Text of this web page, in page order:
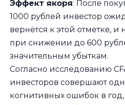
Эффект якоря: После
1000 рублей инвестор
вернётся к этой отметке,
при снижении до 600
значительным убыткам.
Согласно исследованию
инвесторов совершают
когнитивных ошибок в